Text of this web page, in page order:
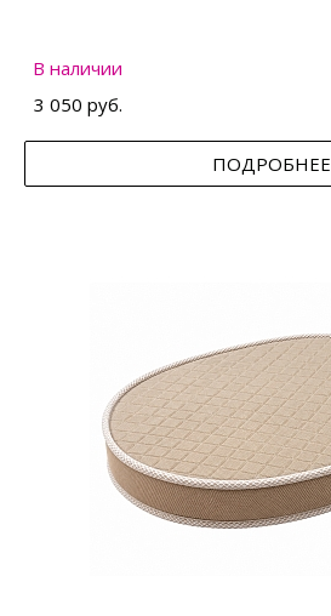
В наличии
3 050 руб.
ПОДРОБНЕЕ